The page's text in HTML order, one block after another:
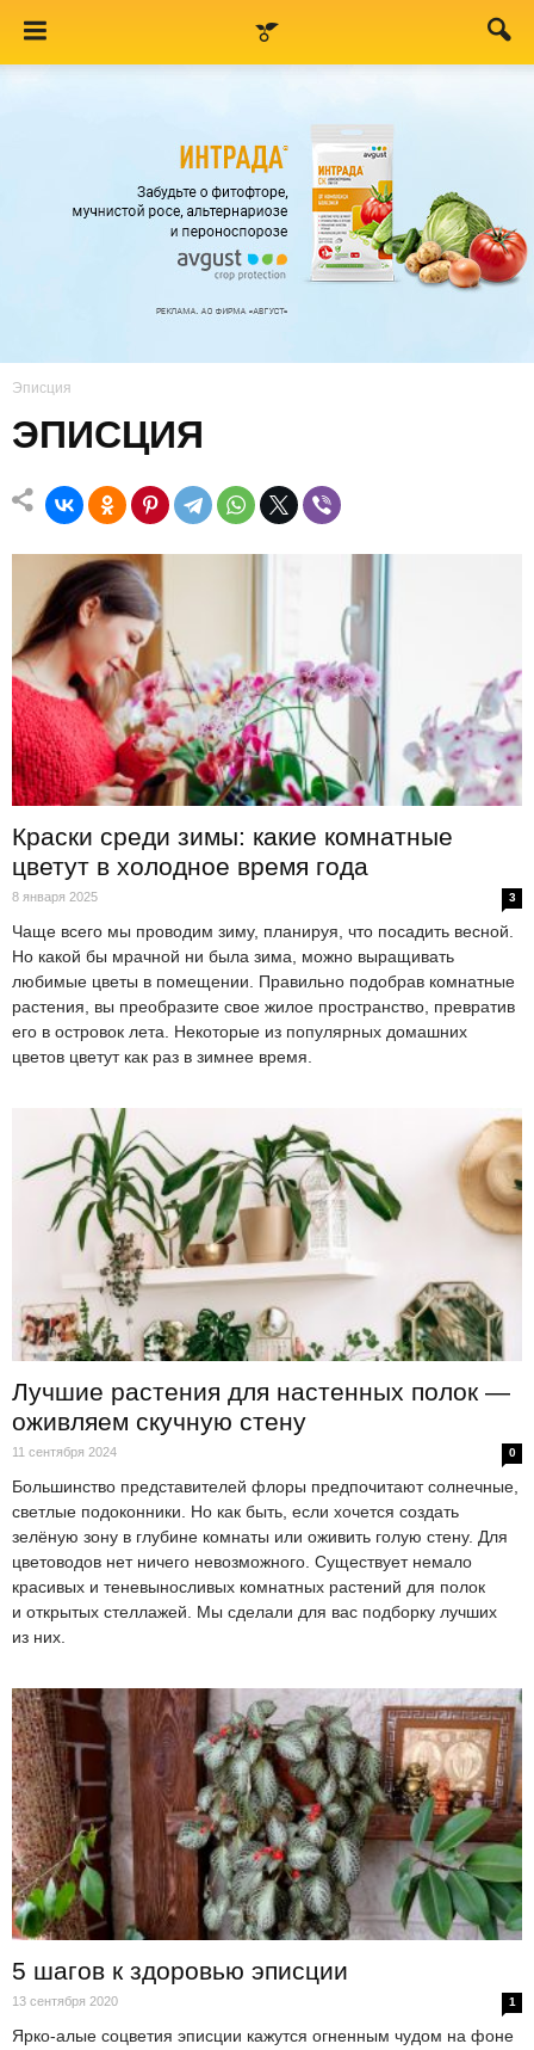
Эписция
ЭПИСЦИЯ
Краски среди зимы: какие комнатные
цветут в холодное время года
8 января 2025 3
Чаще всего мы проводим зиму, планируя, что посадить весной.
Но какой бы мрачной ни была зима, можно выращивать
любимые цветы в помещении. Правильно подобрав комнатные
растения, вы преобразите свое жилое пространство, превратив
его в островок лета. Некоторые из популярных домашних
цветов цветут как раз в зимнее время.
Лучшие растения для настенных полок —
оживляем скучную стену
11 сентября 2024 0
Большинство представителей флоры предпочитают солнечные,
светлые подоконники. Но как быть, если хочется создать
зелёную зону в глубине комнаты или оживить голую стену. Для
цветоводов нет ничего невозможного. Существует немало
красивых и теневыносливых комнатных растений для полок
и открытых стеллажей. Мы сделали для вас подборку лучших
из них.
5 шагов к здоровью эписции
13 сентября 2020 1
Ярко-алые соцветия эписции кажутся огненным чудом на фоне